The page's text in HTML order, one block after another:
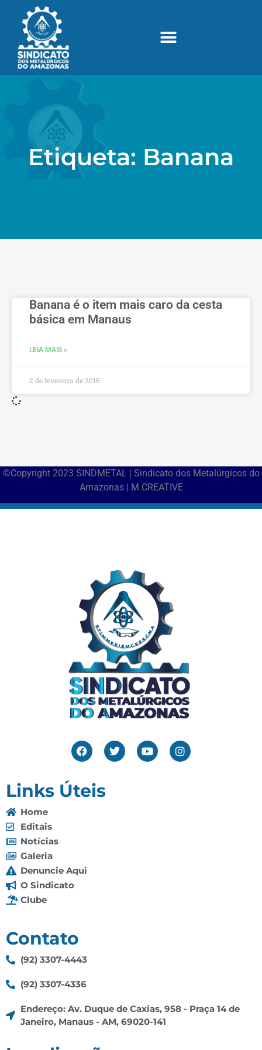
Etiqueta: Banana
Banana é o item mais caro da cesta
básica em Manaus
LEIA MAIS »
2 de fevereiro de 2015
©Copyright 2023 SINDMETAL | Sindicato dos Metalúrgicos do
Amazonas | M.CREATIVE
Links Úteis
Home
Editais
Notícias
Galeria
Denuncie Aqui
O Sindicato
Clube
Contato
(92) 3307-4443
(92) 3307-4336
Endereço: Av. Duque de Caxias, 958 - Praça 14 de
Janeiro, Manaus - AM, 69020-141